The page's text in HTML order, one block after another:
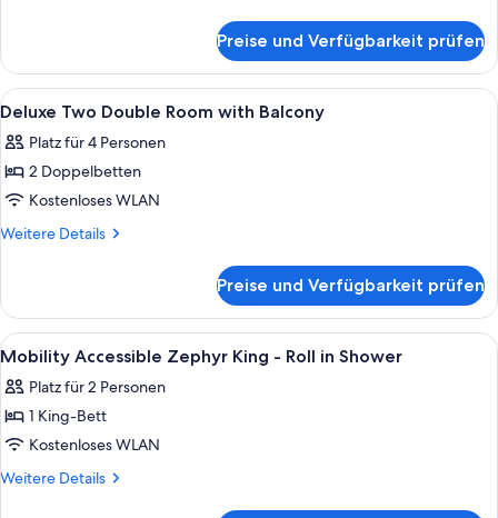
Zimmer,
1 King-
Bett
Preise und Verfügbarkeit prüfen
Alle
Fotos
für
Deluxe
Two
Double
Balcony
anzeigen
Hochwertige Bettwaren, Pillowtop-
4
Deluxe Two Double Room with Balcony
Platz für 4 Personen
2 Doppelbetten
Kostenloses WLAN
Weitere Details
Weitere
Two
Double
Room
Balcony
Preise und Verfügbarkeit prüfen
Alle
Fotos
für
Mobility
Accessible
Zephyr
Hochwertige Bettwaren, Pillowtop-
5
Mobility Accessible Zephyr King - Roll in Shower
Platz für 2 Personen
1 King-Bett
Kostenloses WLAN
Weitere Details
Weitere